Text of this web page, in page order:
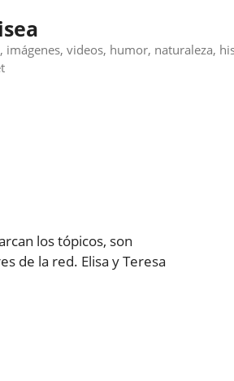
videos, humor, naturaleza,
los tópicos, son
de la red. Elisa y Teresa